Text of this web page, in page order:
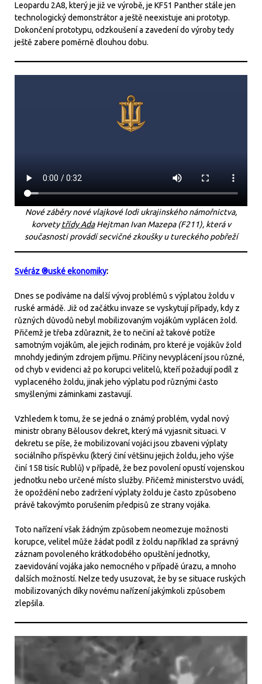
Leopardu 2A8, který je již ve výrobě, je KF51 Panther stále jen
technologický demonstrátor a ještě neexistuje ani prototyp.
Dokončení prototypu, odzkoušení a zavedení do výroby tedy
ještě zabere poměrně dlouhou dobu.
Nové záběry nové vlajkové lodi ukrajinského námořnictva,
korvetytřídy AdaHejtman Ivan Mazepa (F211), která v
současnosti provádí secvičné zkoušky u tureckého pobřeží
Svéráz ®uské ekonomiky:
Dnes se podíváme na další vývoj problémů s výplatou žoldu v
ruské armádě. Již od začátku invaze se vyskytují případy, kdy z
různých důvodů nebyl mobilizovaným vojákům vyplácen žold.
Přičemž je třeba zdůraznit, že to nečiní až takové potíže
samotným vojákům, ale jejich rodinám, pro které je vojákův žold
mnohdy jediným zdrojem příjmu. Příčiny nevyplácení jsou různé,
od chyb v evidenci až po korupci velitelů, kteří požadují podíl z
vyplaceného žoldu, jinak jeho výplatu pod různými často
smyšlenými záminkami zastavují.
Vzhledem k tomu, že se jedná o známý problém, vydal nový
ministr obrany Bělousov dekret, který má vyjasnit situaci. V
dekretu se píše, že mobilizovaní vojáci jsou zbaveni výplaty
sociálního příspěvku (který činí většinu jejich žoldu, jeho výše
činí 158 tisíc Rublů) v případě, že bez povolení opustí vojenskou
jednotku nebo určené místo služby. Přičemž ministerstvo uvádí,
že opoždění nebo zadržení výplaty žoldu je často způsobeno
právě takovýmto porušením předpisů ze strany vojáka.
Toto nařízení však žádným způsobem neomezuje možnosti
korupce, velitel může žádat podíl z žoldu například za správný
záznam povoleného krátkodobého opuštění jednotky,
zaevidování vojáka jako nemocného v případě úrazu, a mnoho
dalších možností. Nelze tedy usuzovat, že by se situace ruských
mobilizovaných díky novému nařízení jakýmkoli způsobem
zlepšila.